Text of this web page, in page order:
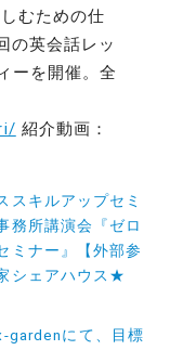
むための仕
の英会話レッ
ーを開催。全
紹介動画：
スキルアップセミ
務所講演会『ゼロ
ミナー』【外部参
シェアハウス★
gardenにて、目標